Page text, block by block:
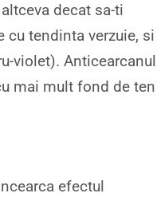
decat sa-ti
cu tendinta verzuie, si
violet). Anticearcanul
mai mult fond de ten
efectul